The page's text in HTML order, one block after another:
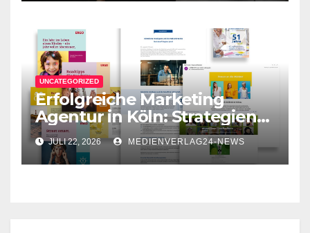
on
UNCATEGORIZED
Erfolgreiche Marketing
Agentur in Köln: Strategien
für Ihr Unternehmen
JULI 22, 2026 MEDIENVERLAG24-NEWS